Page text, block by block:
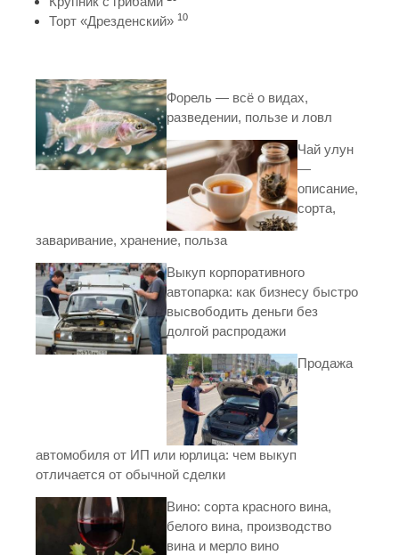
Торт «Дрезденский» 10
Форель — всё о видах,
разведении, пользе и ловл
Чай улун
—
описание,
сорта,
заваривание, хранение, польза
Выкуп корпоративного
автопарка: как бизнесу быстро
высвободить деньги без
долгой распродажи
Продажа
автомобиля от ИП или юрлица: чем выкуп
отличается от обычной сделки
Вино: сорта красного вина,
белого вина, производство
вина и мерло вино